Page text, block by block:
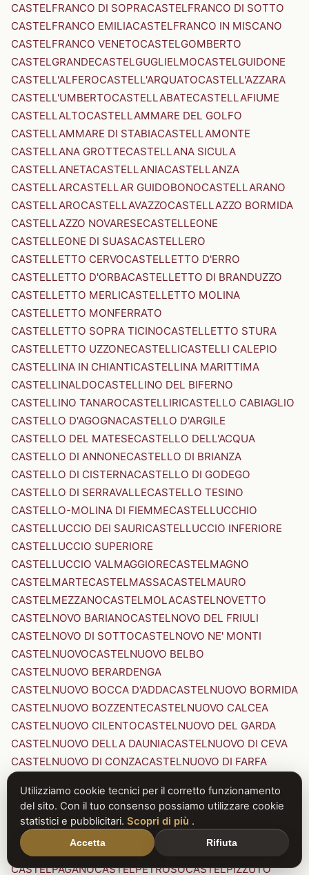
CASTELFRANCO DI SOPRACASTELFRANCO DI SOTTO
CASTELFRANCO EMILIACASTELFRANCO IN MISCANO
CASTELFRANCO VENETOCASTELGOMBERTO
CASTELGRANDECASTELGUGLIELMOCASTELGUIDONE
CASTELL'ALFEROCASTELL'ARQUATOCASTELL'AZZARA
CASTELL'UMBERTOCASTELLABATECASTELLAFIUME
CASTELLALTOCASTELLAMMARE DEL GOLFO
CASTELLAMMARE DI STABIACASTELLAMONTE
CASTELLANA GROTTECASTELLANA SICULA
CASTELLANETACASTELLANIACASTELLANZA
CASTELLARCASTELLAR GUIDOBONOCASTELLARANO
CASTELLAROCASTELLAVAZZOCASTELLAZZO BORMIDA
CASTELLAZZO NOVARESECASTELLEONE
CASTELLEONE DI SUASACASTELLERO
CASTELLETTO CERVOCASTELLETTO D'ERRO
CASTELLETTO D'ORBACASTELLETTO DI BRANDUZZO
CASTELLETTO MERLICASTELLETTO MOLINA
CASTELLETTO MONFERRATO
CASTELLETTO SOPRA TICINOCASTELLETTO STURA
CASTELLETTO UZZONECASTELLICASTELLI CALEPIO
CASTELLINA IN CHIANTICASTELLINA MARITTIMA
CASTELLINALDOCASTELLINO DEL BIFERNO
CASTELLINO TANAROCASTELLIRICASTELLO CABIAGLIO
CASTELLO D'AGOGNACASTELLO D'ARGILE
CASTELLO DEL MATESECASTELLO DELL'ACQUA
CASTELLO DI ANNONECASTELLO DI BRIANZA
CASTELLO DI CISTERNACASTELLO DI GODEGO
CASTELLO DI SERRAVALLECASTELLO TESINO
CASTELLO-MOLINA DI FIEMMECASTELLUCCHIO
CASTELLUCCIO DEI SAURICASTELLUCCIO INFERIORE
CASTELLUCCIO SUPERIORE
CASTELLUCCIO VALMAGGIORECASTELMAGNO
CASTELMARTECASTELMASSACASTELMAURO
CASTELMEZZANOCASTELMOLACASTELNOVETTO
CASTELNOVO BARIANOCASTELNOVO DEL FRIULI
CASTELNOVO DI SOTTOCASTELNOVO NE' MONTI
CASTELNUOVOCASTELNUOVO BELBO
CASTELNUOVO BERARDENGA
CASTELNUOVO BOCCA D'ADDACASTELNUOVO BORMIDA
CASTELNUOVO BOZZENTECASTELNUOVO CALCEA
CASTELNUOVO CILENTOCASTELNUOVO DEL GARDA
CASTELNUOVO DELLA DAUNIACASTELNUOVO DI CEVA
CASTELNUOVO DI CONZACASTELNUOVO DI FARFA
CASTELNUOVO DI PORTO CASTELNUOVO DON BOSCO
CASTELNUOVO MAGRACASTELNUOVO NIGRA
CASTELNUOVO PARANOCASTELNUOVO RANGONE
CASTELNUOVO SCRIVIA
CASTELNUOVO VAL DI CECINA
CASTELPAGANOCASTELPETROSOCASTELPIZZUTO
Utilizziamo cookie tecnici per il corretto funzionamento
del sito. Con il tuo consenso possiamo utilizzare cookie
statistici e pubblicitari. Scopri di più .
Accetta Rifiuta